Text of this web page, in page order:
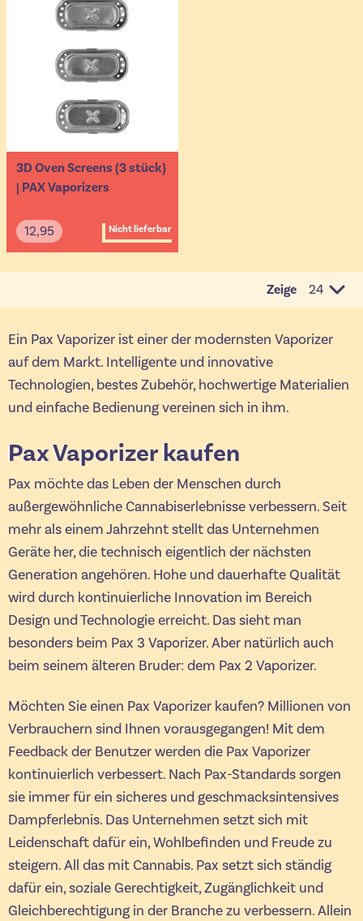
Nicht lieferbar
3D Oven Screens (3 stück)
| PAX Vaporizers
12,95
Zeige
pro
Ein Pax Vaporizer ist einer der modernsten Vaporizer
auf dem Markt. Intelligente und innovative
Technologien, bestes Zubehör, hochwertige Materialien
und einfache Bedienung vereinen sich in ihm.
Pax Vaporizer kaufen
Pax möchte das Leben der Menschen durch
außergewöhnliche Cannabiserlebnisse verbessern. Seit
mehr als einem Jahrzehnt stellt das Unternehmen
Geräte her, die technisch eigentlich der nächsten
Generation angehören. Hohe und dauerhafte Qualität
wird durch kontinuierliche Innovation im Bereich
Design und Technologie erreicht. Das sieht man
besonders beim Pax 3 Vaporizer. Aber natürlich auch
beim seinem älteren Bruder: dem Pax 2 Vaporizer.
Möchten Sie einen Pax Vaporizer kaufen? Millionen von
Verbrauchern sind Ihnen vorausgegangen! Mit dem
Feedback der Benutzer werden die Pax Vaporizer
kontinuierlich verbessert. Nach Pax-Standards sorgen
sie immer für ein sicheres und geschmacksintensives
Dampferlebnis. Das Unternehmen setzt sich mit
Leidenschaft dafür ein, Wohlbefinden und Freude zu
steigern. All das mit Cannabis. Pax setzt sich ständig
dafür ein, soziale Gerechtigkeit, Zugänglichkeit und
Gleichberechtigung in der Branche zu verbessern. Allein